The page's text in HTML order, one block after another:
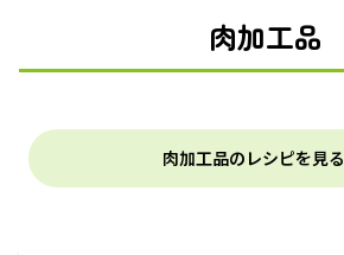
肉加工品
肉加工品のレシピを見る